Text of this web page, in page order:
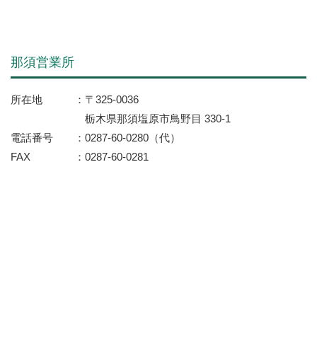
那須営業所
所在地
〒325-0036
栃木県那須塩原市鳥野目 330-1
電話番号
0287-60-0280（代）
FAX
0287-60-0281